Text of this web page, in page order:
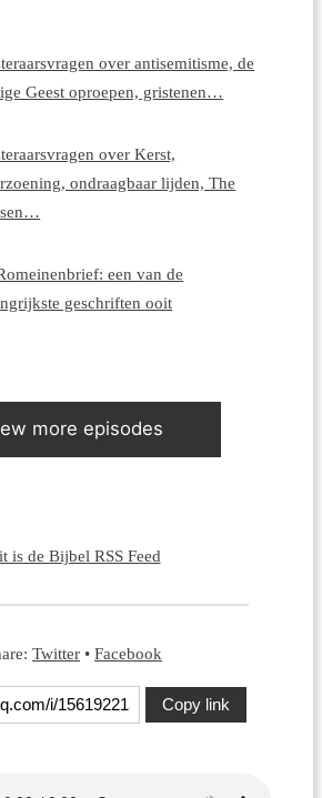
over antisemitisme, de
Geest oproepen, gristenen…
over Kerst,
ondraagbaar lijden, The
een van de
geschriften ooit
more episodes
is de Bijbel RSS Feed
Twitter • Facebook
Copy link